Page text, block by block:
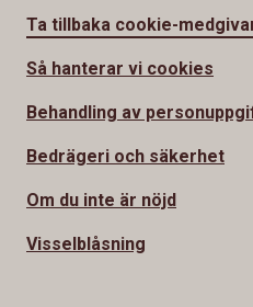
Ta tillbaka cookie-
Så hanterar vi cookies
Behandling av
Bedrägeri och säkerhet
Om du inte är nöjd
Visselblåsning